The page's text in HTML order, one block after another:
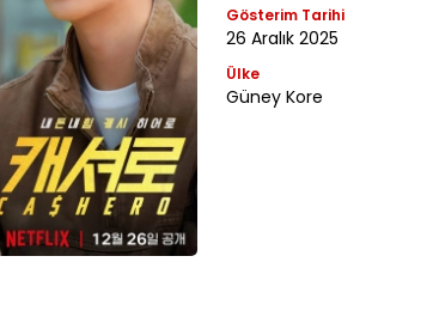
Gösterim Tarihi
26 Aralık 2025
Ülke
Güney Kore